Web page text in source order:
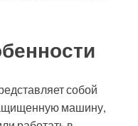
собой
машину,